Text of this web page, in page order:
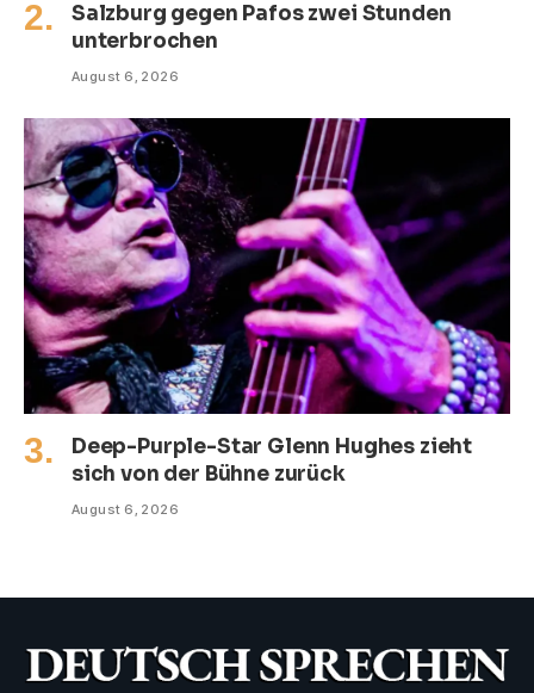
Salzburg gegen Pafos zwei Stunden
unterbrochen
August 6, 2026
Deep-Purple-Star Glenn Hughes zieht
sich von der Bühne zurück
August 6, 2026